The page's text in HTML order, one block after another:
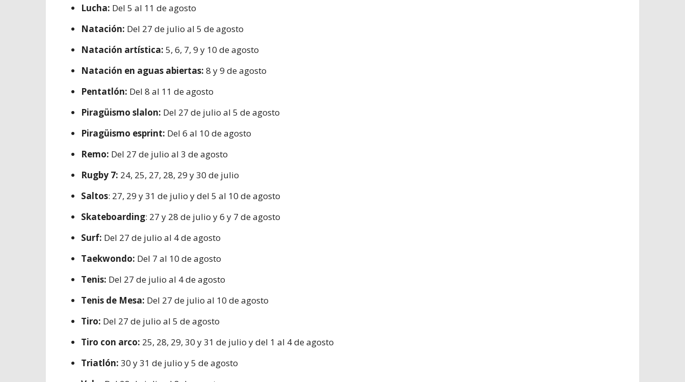
Lucha: Del 5 al 11 de agosto
Natación: Del 27 de julio al 5 de agosto
Natación artística: 5, 6, 7, 9 y 10 de agosto
Natación en aguas abiertas: 8 y 9 de agosto
Pentatlón: Del 8 al 11 de agosto
Piragüismo slalon: Del 27 de julio al 5 de agosto
Piragüismo esprint: Del 6 al 10 de agosto
Remo: Del 27 de julio al 3 de agosto
Rugby 7: 24, 25, 27, 28, 29 y 30 de julio
Saltos: 27, 29 y 31 de julio y del 5 al 10 de agosto
Skateboarding: 27 y 28 de julio y 6 y 7 de agosto
Surf: Del 27 de julio al 4 de agosto
Taekwondo: Del 7 al 10 de agosto
Tenis: Del 27 de julio al 4 de agosto
Tenis de Mesa: Del 27 de julio al 10 de agosto
Tiro: Del 27 de julio al 5 de agosto
Tiro con arco: 25, 28, 29, 30 y 31 de julio y del 1 al 4 de agosto
Triatlón: 30 y 31 de julio y 5 de agosto